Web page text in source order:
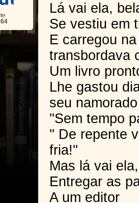
Lá vai ela,
Se vestiu em
E carregou
transbordava
Um livro
Lhe gastou
seu namorado
''Sem tempo
'' De repente
fria!''
Mas lá vai
Entregar as
A um editor